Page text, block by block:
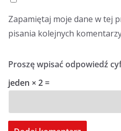
Zapamiętaj moje dane w tej
pisania kolejnych
Proszę wpisać odpowiedź
jeden × 2 =